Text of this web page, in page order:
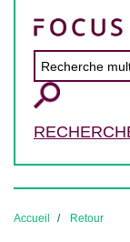
Accueil Retour